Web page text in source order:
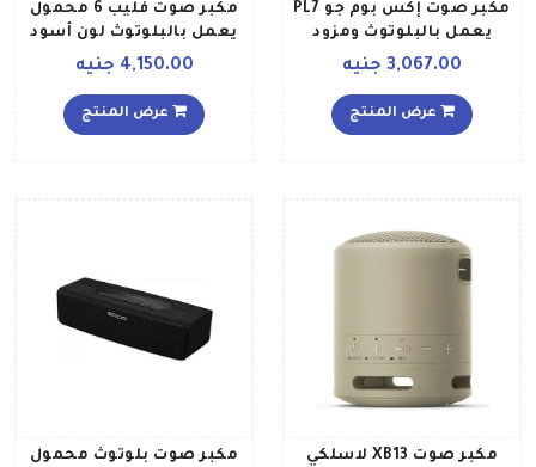
مكبر صوت إكس بوم جو PL7
يعمل بالبلوتوث ومزود
بتقنية ميريديان الصوتية
3,067.00 جنيه
عرض المنتج
مكبر صوت فليب 6 محمول
يعمل بالبلوتوث لون أسود
4,150.00 جنيه
عرض المنتج
مكبر صوت XB13 لاسلكي
مكبر صوت بلوتوث محمول